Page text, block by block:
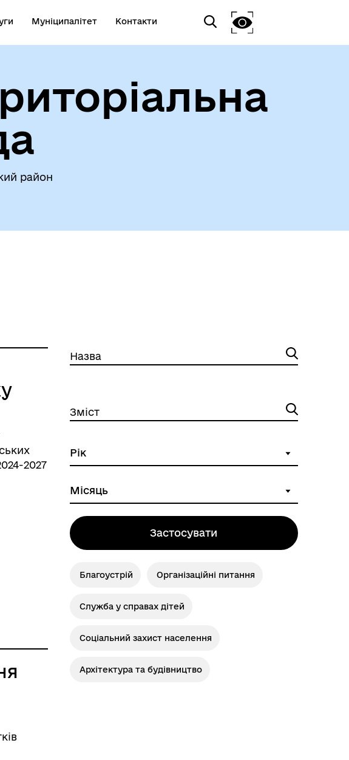
Муніципалітет Контакти
район
2027
Назва
Зміст
Застосувати
Благоустрій Організаційні питання
Служба у справах дітей
Соціальний захист населення
Архітектура та будівництво